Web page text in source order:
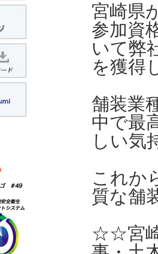
宮崎県
参加資
いて弊
を獲得
舗装業
中で最
しい気
これか
質な舗
☆☆宮崎